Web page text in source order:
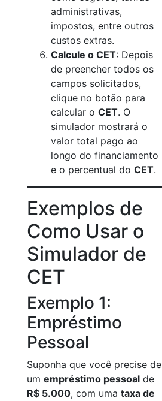
administrativas,
impostos, entre outros
custos extras.
Calcule o CET: Depois
de preencher todos os
campos solicitados,
clique no botão para
calcular o CET. O
simulador mostrará o
valor total pago ao
longo do financiamento
e o percentual do CET.
Exemplos de
Como Usar o
Simulador de
CET
Exemplo 1:
Empréstimo
Pessoal
Suponha que você precise de
um empréstimo pessoal de
R$ 5.000, com uma taxa de